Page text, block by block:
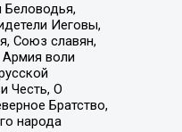
Иеговы,
Союз славян,
воли
Честь, О
Братство,
народа